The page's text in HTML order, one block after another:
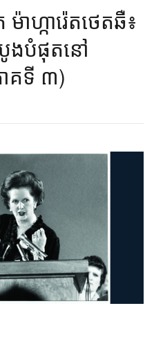
ម៉ាហ្ការ៉េតថេតឆឺ៖
បូងបំផុតនៅ
គទី ៣)​